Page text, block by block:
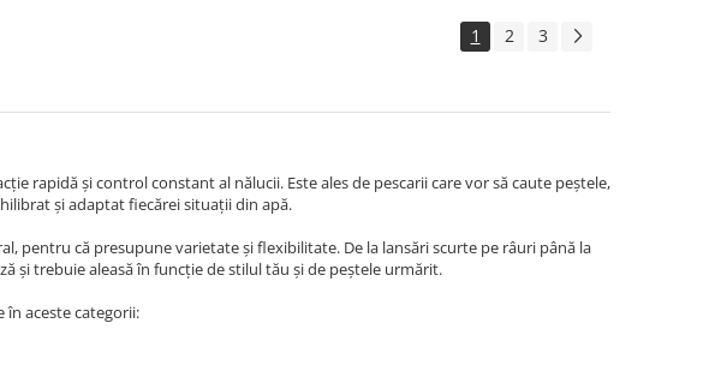
1 2 3
rapidă și control constant al nălucii. Este ales de pescarii care vor să caute peștele,
și adaptat fiecărei situații din apă.
pentru că presupune varietate și flexibilitate. De la lansări scurte pe râuri până la
și trebuie aleasă în funcție de stilul tău și de peștele urmărit.
în aceste categorii: